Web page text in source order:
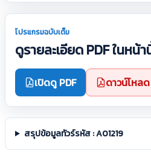
โปรแกรมฉบับเต็ม
ดูรายละเอียด PDF ในหน้า
เปิดดู PDF ดาวน์โหลด
สรุปข้อมูลทัวร์รหัส : A01219